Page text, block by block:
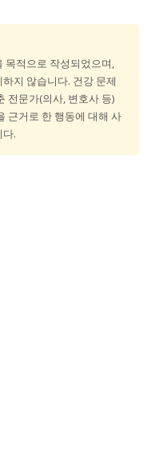
목적으로 작성되었으며,
지 않습니다. 건강 문제
전문가(의사, 변호사 등)
근거로 한 행동에 대해 사
.